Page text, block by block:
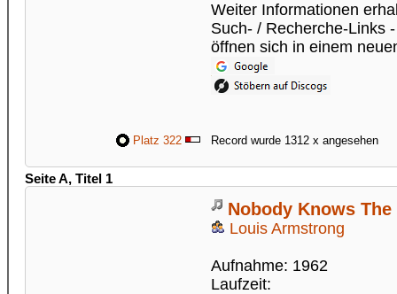
Weiter Informationen
Such- / Recherche-Links
öffnen sich in einem
Platz 322 Record wurde 1312 x angesehen
Seite A, Titel 1
Nobody Knows The
Louis Armstrong
Aufnahme: 1962
Laufzeit: